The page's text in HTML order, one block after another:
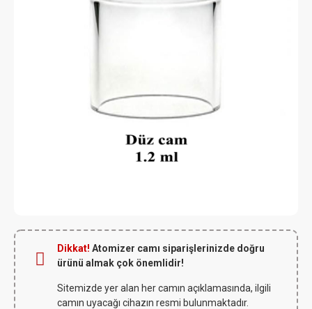
Dikkat! Atomizer camı siparişlerinizde doğru
ürünü almak çok önemlidir!
Sitemizde yer alan her camın açıklamasında, ilgili
camın uyacağı cihazın resmi bulunmaktadır.